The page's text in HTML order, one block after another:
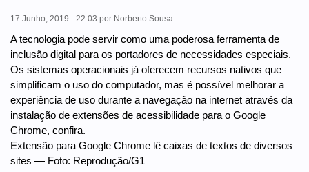
17 Junho, 2019 - 22:03 por Norberto Sousa
A tecnologia pode servir como uma poderosa ferramenta de
inclusão digital para os portadores de necessidades especiais.
Os sistemas operacionais já oferecem recursos nativos que
simplificam o uso do computador, mas é possível melhorar a
experiência de uso durante a navegação na internet através da
instalação de extensões de acessibilidade para o Google
Chrome, confira.
Extensão para Google Chrome lê caixas de textos de diversos
sites — Foto: Reprodução/G1